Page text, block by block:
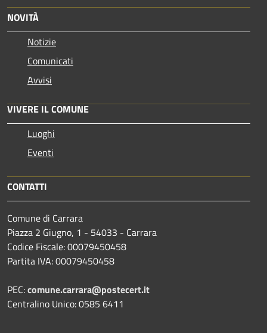
NOVITÀ
Notizie
Comunicati
Avvisi
VIVERE IL COMUNE
Luoghi
Eventi
CONTATTI
Comune di Carrara
Piazza 2 Giugno, 1 - 54033 - Carrara
Codice Fiscale: 00079450458
Partita IVA: 00079450458
PEC:comune.carrara@postecert.it
Centralino Unico: 0585 6411